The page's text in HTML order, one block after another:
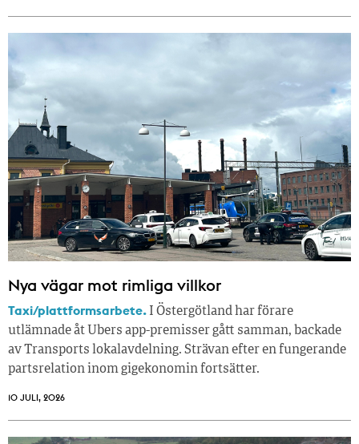
Nya vägar mot rimliga villkor
Taxi/plattformsarbete. I Östergötland har förare
utlämnade åt Ubers app-premisser gått samman, backade
av Transports lokalavdelning. Strävan efter en fungerande
partsrelation inom gigekonomin fortsätter.
10 JULI, 2026